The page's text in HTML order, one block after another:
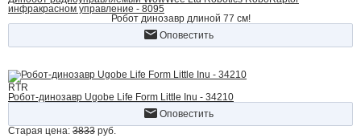
инфракрасном управление - 8095
Робот динозавр длиной 77 см!
Оповестить
RTR
Робот-динозавр Ugobe Life Form Little Inu - 34210
Оповестить
Старая цена: 3833 руб.